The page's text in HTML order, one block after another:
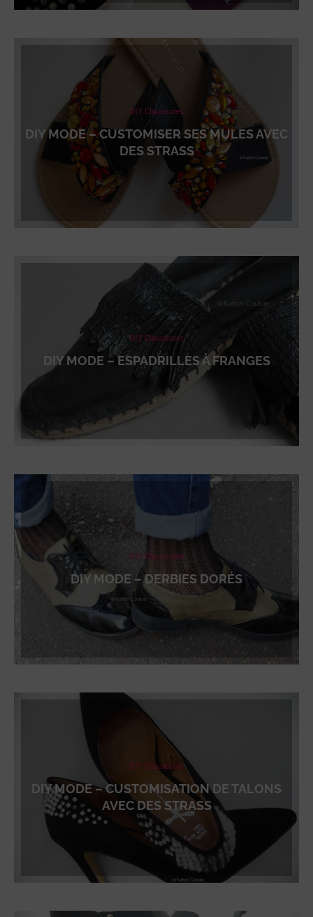
DIY Chaussures
DIY MODE – CUSTOMISER SES MULES AVEC
DES STRASS
DIY Chaussures
DIY MODE – ESPADRILLES À FRANGES
DIY Chaussures
DIY MODE – DERBIES DORÉS
DIY Chaussures
DIY MODE – CUSTOMISATION DE TALONS
AVEC DES STRASS